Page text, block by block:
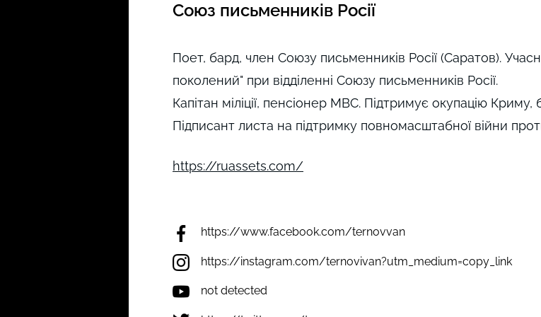
Союз письменників Росії
Поет, бард, член Союзу письменників Росії (Саратов).
поколений" при відділенні Союзу письменників Росії.
Капітан міліції, пенсіонер МВС. Підтримує окупацію
Підписант листа на підтримку повномасштабної війни
https://ruassets.com/
https://www.facebook.com/ternovvan
https://instagram.com/ternovivan?utm_medium=copy_link
not detected